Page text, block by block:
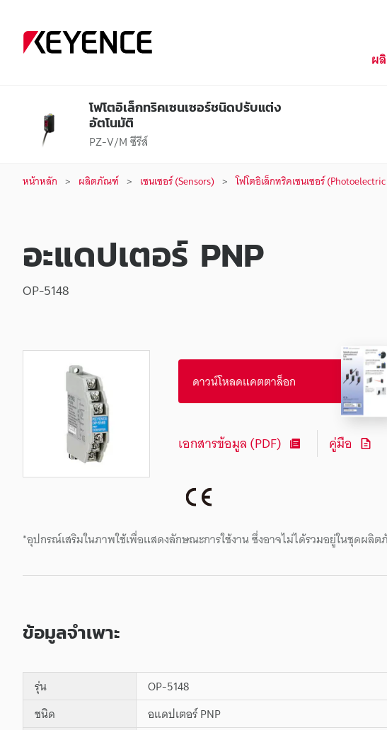
ผ
โฟโตอิเล็กทริคเซนเซอร์ชนิดปรับแต่ง
อัตโนมัติ
PZ-V/M ซีรีส์
หน้าหลัก ผลิตภัณฑ์ เซนเซอร์ (Sensors) โฟโตอิเล็กทริคเซนเซอร์
อะแดปเตอร์ PNP
OP-5148
*อุปกรณ์เสริมในภาพใช้เพื่อแสดงลักษณะการใช้งาน ซึ่งอาจไม่ได้รวมอยู่ในชุดผลิ
ดาวน์โหลดแคตตาล็อก
เอกสารข้อมูล (PDF) คู่มือ
ข้อมูลจำเพาะ
รุ่น
OP-5148
ชนิด
อแดปเตอร์ PNP